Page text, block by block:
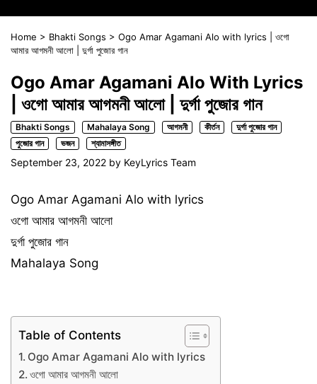
Home > Bhakti Songs > Ogo Amar Agamani Alo with lyrics | ওগো
আমার আগমনী আলো | দুর্গা পুজোর গান
Ogo Amar Agamani Alo With Lyrics
| ওগো আমার আগমনী আলো | দুর্গা পুজোর গান
Bhakti Songs Mahalaya Song আগমনী কীর্তন
দুর্গা পুজোর গান
পুজোর গান
ভজন শ্যামাসঙ্গীত
September 23, 2022 by KeyLyrics Team
Ogo Amar Agamani Alo with lyrics
ওগো আমার আগমনী আলো
দুর্গা পুজোর গান
Mahalaya Song
Table of Contents
Ogo Amar Agamani Alo with lyrics
ওগো আমার আগমনী আলো